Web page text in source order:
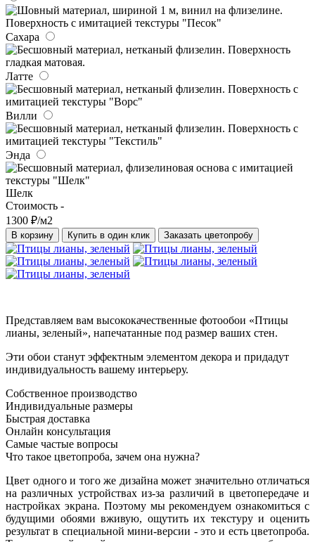
Сахара
Латте
Вилли
Энда
Шелк
Стоимость -
1300 ₽/м2
В корзину Купить в один клик Заказать цветопробу
Представляем вам высококачественные фотообои «Птицы
лианы, зеленый», напечатанные под размер ваших стен.
Эти обои станут эффектным элементом декора и придадут
индивидуальность вашему интерьеру.
Собственное производство
Индивидуальные размеры
Быстрая доставка
Онлайн консультация
Самые частые вопросы
Что такое цветопроба, зачем она нужна?
Цвет одного и того же дизайна может значительно отличаться
на различных устройствах из-за различий в цветопередаче и
настройках экрана. Поэтому мы рекомендуем ознакомиться с
будущими обоями вживую, ощутить их текстуру и оценить
результат в специальной мини-версии - это и есть цветопроба.